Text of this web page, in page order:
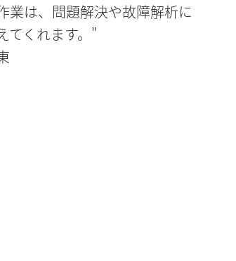
業は、問題解決や故障解析に
てくれます。"